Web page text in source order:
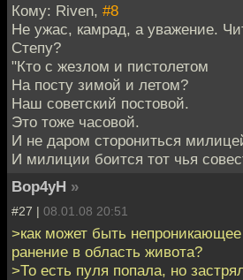
Кому: Riven, #8
Не ужас, камрад, а уважение.
Степу?
"Кто с жезлом и пистолетом
На посту зимой и летом?
Наш советский постовой.
Это тоже часовой.
И не даром сторониться
И милиции боится тот чья
Bop4yH »
#27 | 08.01.08 20:51
>как может быть непроникающее
ранение в область живота?
>То есть пуля попала, но